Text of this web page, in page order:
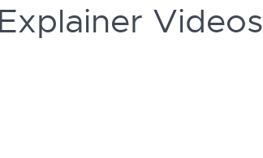
Videos